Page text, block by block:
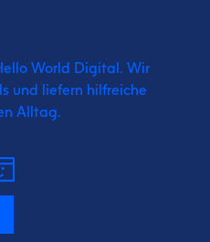
World Digital. Wir
und liefern hilfreiche
Alltag.